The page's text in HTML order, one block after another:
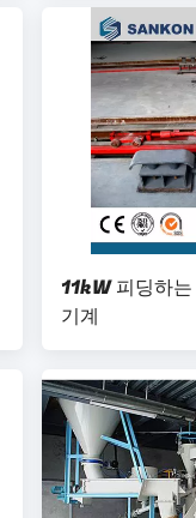
11kW 피딩하
기계